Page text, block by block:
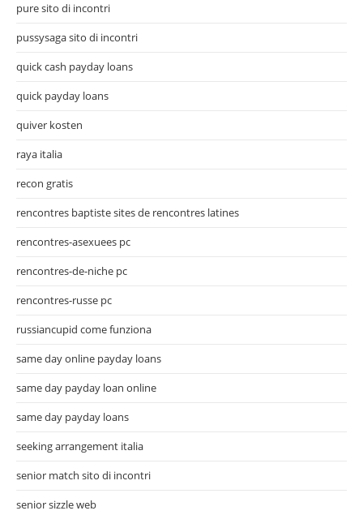
pure sito di incontri
pussysaga sito di incontri
quick cash payday loans
quick payday loans
quiver kosten
raya italia
recon gratis
rencontres baptiste sites de rencontres latines
rencontres-asexuees pc
rencontres-de-niche pc
rencontres-russe pc
russiancupid come funziona
same day online payday loans
same day payday loan online
same day payday loans
seeking arrangement italia
senior match sito di incontri
senior sizzle web